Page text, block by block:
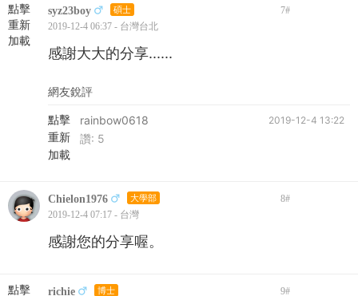
點擊
重新
加載
syz23boy 碩士 7#
2019-12-4 06:37 - 台灣台北
感謝大大的分享......
網友銳評
點擊
重新
加載
2019-12-4 13:22
rainbow0618
讚: 5
Chielon1976 大學部 8#
2019-12-4 07:17 - 台灣
感謝您的分享喔。
點擊 richie 博士 9#